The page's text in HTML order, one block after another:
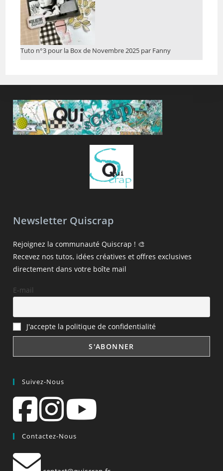
Tuto n°3 pour la Box de Novembre 2025 par Fanny
Newsletter Quiscrap
Rejoignez la communauté Quiscrap ! 🎨
Recevez nos tutos, idées créatives et offres exclusives
directement dans votre boîte mail
E-mail
J'accepte la politique de confidentialité
Suivez-Nous
Contactez-Nous